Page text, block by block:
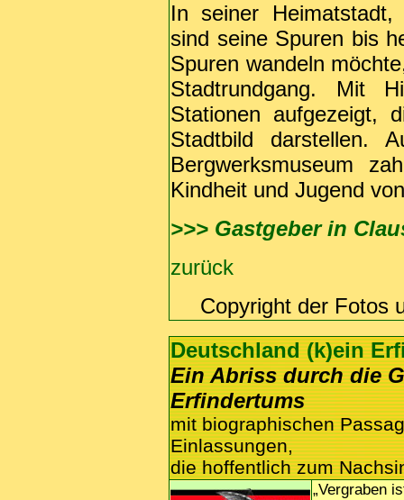
In seiner
sind seine Spuren bis
Spuren wandeln
Stadtrundgang. Mit
Stationen aufgezeigt,
Stadtbild darstellen.
Bergwerksmuseum
Kindheit und Jugend
>>> Gastgeber in
zurück
Copyright der Fotos
Deutschland (k)ein
Ein Abriss durch die
Erfindertums
mit biographischen
Einlassungen,
die hoffentlich zum
„Vergraben